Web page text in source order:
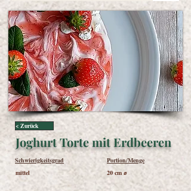
< Zurück
Joghurt Torte mit Erdbeeren
Schwierigkeitsgrad
mittel
Portion/Menge
20 cm ⌀